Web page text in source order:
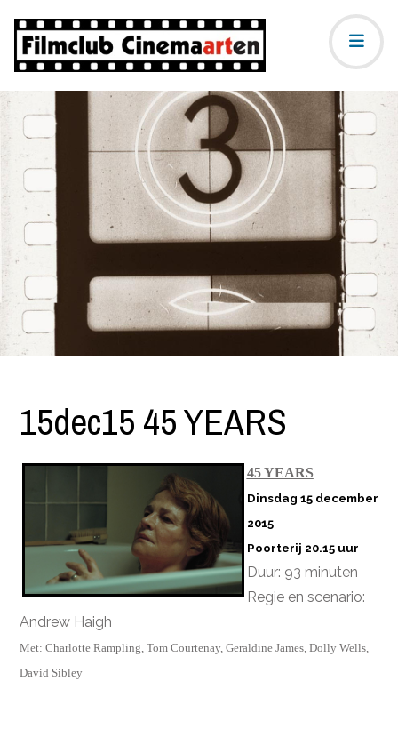
15dec15 45 YEARS
45 YEARS
Dinsdag 15 december
2015
Poorterij 20.15 uur
Duur: 93 minuten
Regie en scenario:
Andrew Haigh
Met: Charlotte Rampling, Tom Courtenay, Geraldine James, Dolly Wells,
David Sibley